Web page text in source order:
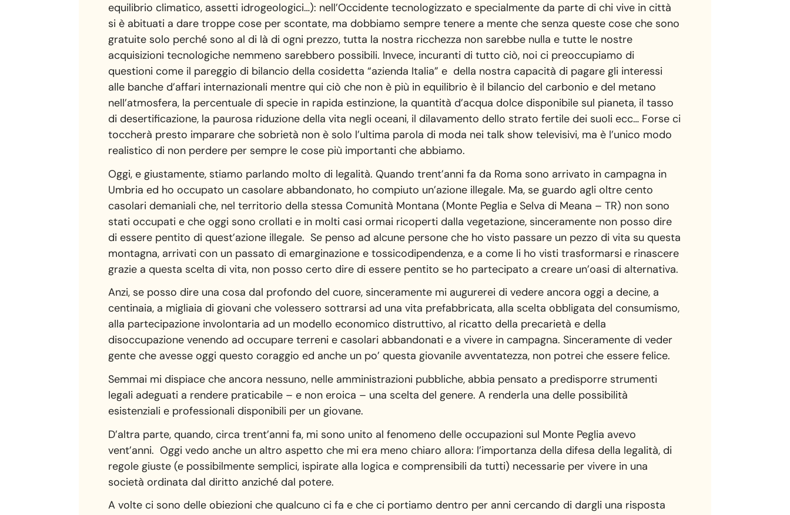
equilibrio climatico, assetti idrogeologici…): nell’Occidente tecnologizzato e specialmente da parte di chi vive in città
si è abituati a dare troppe cose per scontate, ma dobbiamo sempre tenere a mente che senza queste cose che sono
gratuite solo perché sono al di là di ogni prezzo, tutta la nostra ricchezza non sarebbe nulla e tutte le nostre
acquisizioni tecnologiche nemmeno sarebbero possibili. Invece, incuranti di tutto ciò, noi ci preoccupiamo di
questioni come il pareggio di bilancio della cosidetta “azienda Italia” e della nostra capacità di pagare gli interessi
alle banche d’affari internazionali mentre qui ciò che non è più in equilibrio è il bilancio del carbonio e del metano
nell’atmosfera, la percentuale di specie in rapida estinzione, la quantità d’acqua dolce disponibile sul pianeta, il tasso
di desertificazione, la paurosa riduzione della vita negli oceani, il dilavamento dello strato fertile dei suoli ecc… Forse ci
toccherà presto imparare che sobrietà non è solo l’ultima parola di moda nei talk show televisivi, ma è l’unico modo
realistico di non perdere per sempre le cose più importanti che abbiamo.
Oggi, e giustamente, stiamo parlando molto di legalità. Quando trent’anni fa da Roma sono arrivato in campagna in
Umbria ed ho occupato un casolare abbandonato, ho compiuto un’azione illegale. Ma, se guardo agli oltre cento
casolari demaniali che, nel territorio della stessa Comunità Montana (Monte Peglia e Selva di Meana – TR) non sono
stati occupati e che oggi sono crollati e in molti casi ormai ricoperti dalla vegetazione, sinceramente non posso dire
di essere pentito di quest’azione illegale. Se penso ad alcune persone che ho visto passare un pezzo di vita su questa
montagna, arrivati con un passato di emarginazione e tossicodipendenza, e a come li ho visti trasformarsi e rinascere
grazie a questa scelta di vita, non posso certo dire di essere pentito se ho partecipato a creare un’oasi di alternativa.
Anzi, se posso dire una cosa dal profondo del cuore, sinceramente mi augurerei di vedere ancora oggi a decine, a
centinaia, a migliaia di giovani che volessero sottrarsi ad una vita prefabbricata, alla scelta obbligata del consumismo,
alla partecipazione involontaria ad un modello economico distruttivo, al ricatto della precarietà e della
disoccupazione venendo ad occupare terreni e casolari abbandonati e a vivere in campagna. Sinceramente di veder
gente che avesse oggi questo coraggio ed anche un po’ questa giovanile avventatezza, non potrei che essere felice.
Semmai mi dispiace che ancora nessuno, nelle amministrazioni pubbliche, abbia pensato a predisporre strumenti
legali adeguati a rendere praticabile – e non eroica – una scelta del genere. A renderla una delle possibilità
esistenziali e professionali disponibili per un giovane.
D’altra parte, quando, circa trent’anni fa, mi sono unito al fenomeno delle occupazioni sul Monte Peglia avevo
vent’anni. Oggi vedo anche un altro aspetto che mi era meno chiaro allora: l’importanza della difesa della legalità, di
regole giuste (e possibilmente semplici, ispirate alla logica e comprensibili da tutti) necessarie per vivere in una
società ordinata dal diritto anziché dal potere.
A volte ci sono delle obiezioni che qualcuno ci fa e che ci portiamo dentro per anni cercando di dargli una risposta